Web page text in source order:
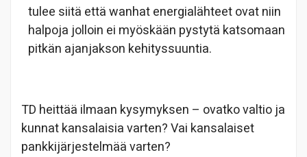
tulee siitä että wanhat energialähteet ovat niin
halpoja jolloin ei myöskään pystytä katsomaan
pitkän ajanjakson kehityssuuntia.
TD heittää ilmaan kysymyksen – ovatko valtio ja
kunnat kansalaisia varten? Vai kansalaiset
pankkijärjestelmää varten?